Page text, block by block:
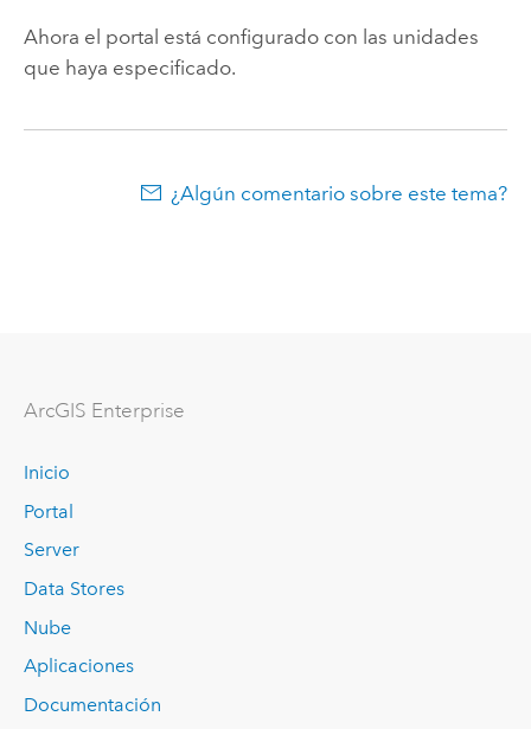
Ahora el portal está configurado con las unidades
que haya especificado.
¿Algún comentario sobre este tema?
ArcGIS Enterprise
Inicio
Portal
Server
Data Stores
Nube
Aplicaciones
Documentación